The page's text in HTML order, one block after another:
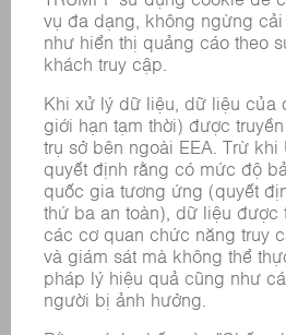
SẢN PHẨM
CÁC HỆ THỐNG &MÁY MÓC
CÔNG NGHỆ LASER
MÁY CÔNG CỤ
NHÀ MÁY THÔNG MINH
PHẦN MỀM
CÁC LOẠI HÌNH DỊCH VỤ
CÁC ỨNG DỤNG
CÁC LĨNH VỰC
DOANH NGHIỆP
SỰ NGHIỆP
VỊ TRÍ TUYỂN DỤNG
HỒ SƠ NĂNG LỰC CỦA TẬP ĐOÀN